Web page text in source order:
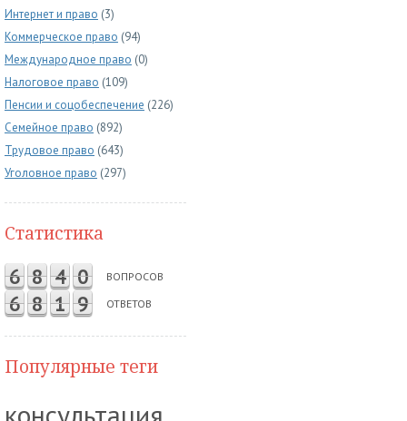
Интернет и право (3)
Коммерческое право (94)
Международное право (0)
Налоговое право (109)
Пенсии и соцобеспечение (226)
Семейное право (892)
Трудовое право (643)
Уголовное право (297)
Статистика
6 8 4 0 ВОПРОСОВ
6 8 1 9 ОТВЕТОВ
Популярные теги